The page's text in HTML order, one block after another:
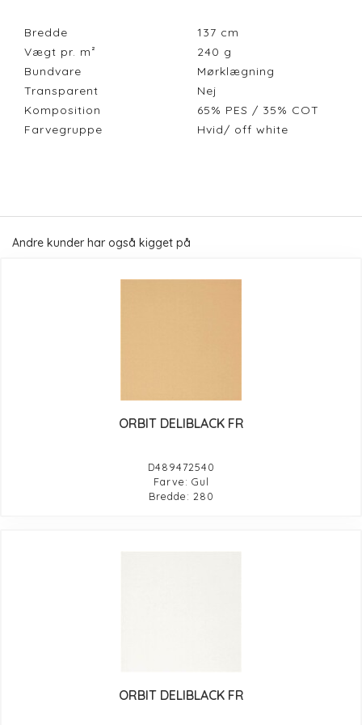
Bredde 137 cm
Vægt pr. m²
240 g
Bundvare
Mørklægning
Transparent
Nej
Komposition
65% PES / 35% COT
Farvegruppe
Hvid/ off white
Andre kunder har også kigget på
ORBIT DELIBLACK FR
D489472540
Farve: Gul
Bredde: 280
ORBIT DELIBLACK FR